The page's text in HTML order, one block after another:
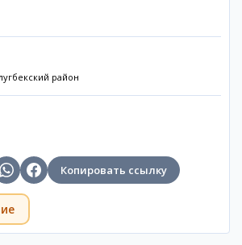
район
Копировать ссылку